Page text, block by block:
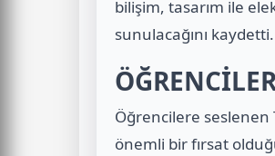
bilişim, tasarım ile
sunulacağını kaydetti.
Öğrencilere seslenen
önemli bir fırsat